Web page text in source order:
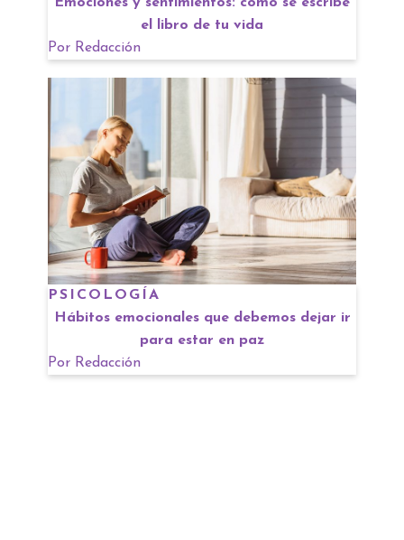
Emociones y sentimientos: cómo se escribe
el libro de tu vida
Por Redacción
PSICOLOGÍA
Hábitos emocionales que debemos dejar ir
para estar en paz
Por Redacción